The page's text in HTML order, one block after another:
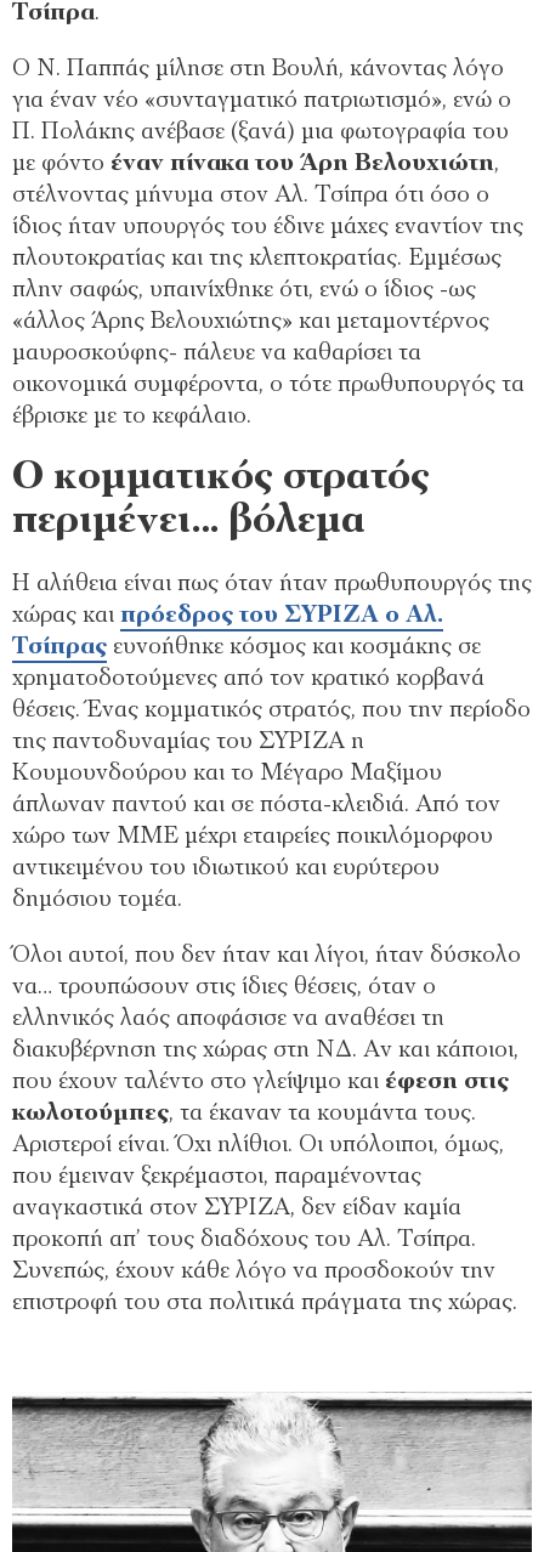
Τσίπρα.
Ο Ν. Παππάς μίλησε στη Βουλή, κάνοντας λόγο
για έναν νέο «συνταγματικό πατριωτισμό», ενώ ο
Π. Πολάκης ανέβασε (ξανά) μια φωτογραφία του
με φόντο έναν πίνακα του Άρη Βελουχιώτη,
στέλνοντας μήνυμα στον Αλ. Τσίπρα ότι όσο ο
ίδιος ήταν υπουργός του έδινε μάχες εναντίον της
πλουτοκρατίας και της κλεπτοκρατίας. Εμμέσως
πλην σαφώς, υπαινίχθηκε ότι, ενώ ο ίδιος -ως
«άλλος Άρης Βελουχιώτης» και μεταμοντέρνος
μαυροσκούφης- πάλευε να καθαρίσει τα
οικονομικά συμφέροντα, ο τότε πρωθυπουργός τα
έβρισκε με το κεφάλαιο.
Ο κομματικός στρατός
περιμένει… βόλεμα
Η αλήθεια είναι πως όταν ήταν πρωθυπουργός της
χώρας και πρόεδρος του ΣΥΡΙΖΑ ο Αλ.
Τσίπρας ευνοήθηκε κόσμος και κοσμάκης σε
χρηματοδοτούμενες από τον κρατικό κορβανά
θέσεις. Ένας κομματικός στρατός, που την περίοδο
της παντοδυναμίας του ΣΥΡΙΖΑ η
Κουμουνδούρου και το Μέγαρο Μαξίμου
άπλωναν παντού και σε πόστα-κλειδιά. Από τον
χώρο των ΜΜΕ μέχρι εταιρείες ποικιλόμορφου
αντικειμένου του ιδιωτικού και ευρύτερου
δημόσιου τομέα.
Όλοι αυτοί, που δεν ήταν και λίγοι, ήταν δύσκολο
να… τρουπώσουν στις ίδιες θέσεις, όταν ο
ελληνικός λαός αποφάσισε να αναθέσει τη
διακυβέρνηση της χώρας στη ΝΔ. Αν και κάποιοι,
που έχουν ταλέντο στο γλείψιμο και έφεση στις
κωλοτούμπες, τα έκαναν τα κουμάντα τους.
Αριστεροί είναι. Όχι ηλίθιοι. Οι υπόλοιποι, όμως,
που έμειναν ξεκρέμαστοι, παραμένοντας
αναγκαστικά στον ΣΥΡΙΖΑ, δεν είδαν καμία
προκοπή απ’ τους διαδόχους του Αλ. Τσίπρα.
Συνεπώς, έχουν κάθε λόγο να προσδοκούν την
επιστροφή του στα πολιτικά πράγματα της χώρας.